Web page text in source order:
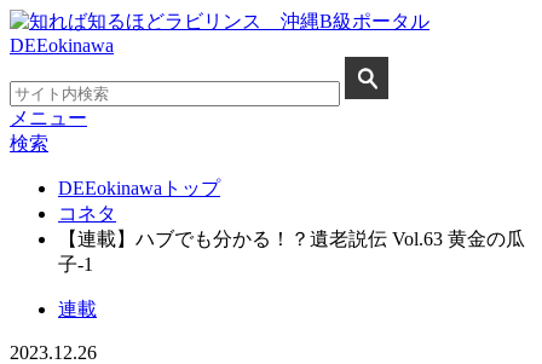
メニュー
検索
DEEokinawaトップ
コネタ
【連載】ハブでも分かる！？遺老説伝 Vol.63 黄金の瓜
子-1
連載
2023.12.26